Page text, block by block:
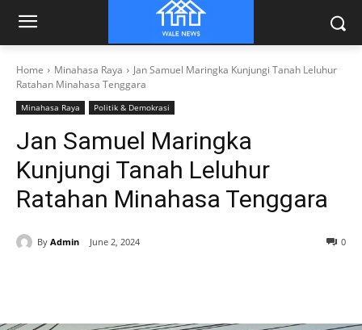
Home Minahasa Raya
Jan Samuel Maringka Kunjungi Tanah Leluhur
Ratahan Minahasa Tenggara
Minahasa Raya Politik & Demokrasi
Jan Samuel Maringka
Kunjungi Tanah Leluhur
Ratahan Minahasa Tenggara
By Admin June 2, 2024 0